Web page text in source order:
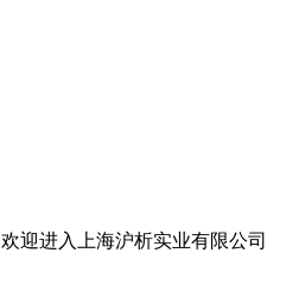
欢迎进入上海沪析实业有限公司